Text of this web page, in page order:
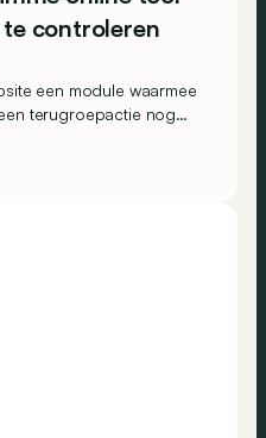
controleren
een module waarmee
terugroepactie nog